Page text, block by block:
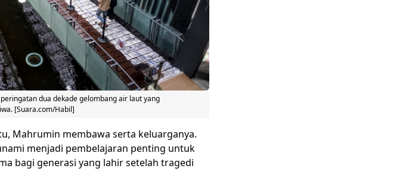
dua dekade gelombang air laut yang
[Suara.com/Habil]
Mahrumin membawa serta keluarganya.
menjadi pembelajaran penting untuk
bagi generasi yang lahir setelah tragedi